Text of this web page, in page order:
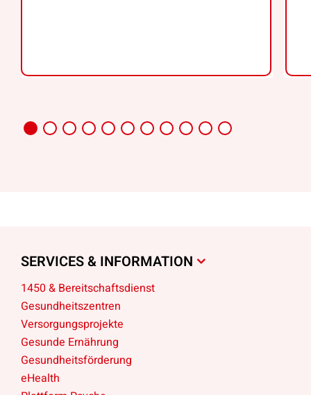
SERVICES & INFORMATION
1450 & Bereitschaftsdienst
Gesundheitszentren
Versorgungsprojekte
Gesunde Ernährung
Gesundheitsförderung
eHealth